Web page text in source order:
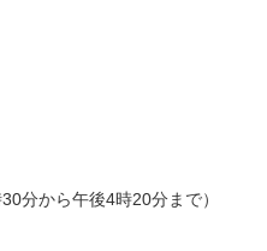
から午後4時20分まで）